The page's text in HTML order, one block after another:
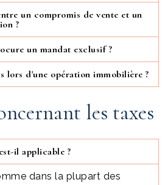
un compromis de vente et un
?
un mandat exclusif ?
lors d'une opération immobilière ?
les taxes
il applicable ?
dans la plupart des